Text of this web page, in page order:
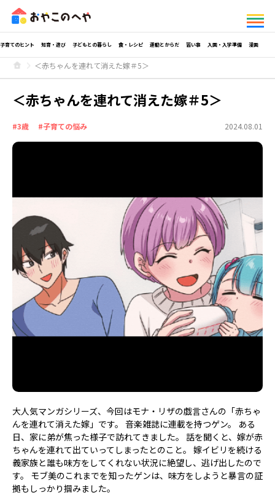
子育てのヒント 知育・遊び 子どもとの暮らし 食・レシピ 運動とからだ 習い事 入園・入学準備 漫画
＜赤ちゃんを連れて消えた嫁＃5＞
＜赤ちゃんを連れて消えた嫁＃5＞
#3歳 #子育ての悩み 2024.08.01
大人気マンガシリーズ、今回はモナ・リザの戯言さんの「赤ちゃ
んを連れて消えた嫁」です。 音楽雑誌に連載を持つゲン。 ある
日、家に弟が焦った様子で訪れてきました。 話を聞くと、嫁が赤
ちゃんを連れて出ていってしまったとのこと。 嫁イビリを続ける
義家族と誰も味方をしてくれない状況に絶望し、逃げ出したので
す。 モブ美のこれまでを知ったゲンは、味方をしようと暴言の証
拠もしっかり掴みました。